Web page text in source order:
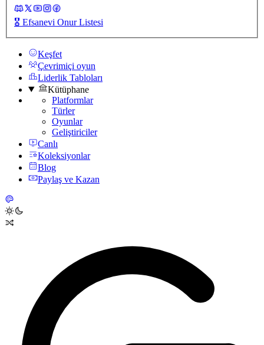
🎖️ Efsanevi Onur Listesi
Keşfet
Çevrimiçi oyun
Liderlik Tabloları
Kütüphane
Platformlar
Türler
Oyunlar
Geliştiriciler
Canlı
Koleksiyonlar
Blog
Paylaş ve Kazan